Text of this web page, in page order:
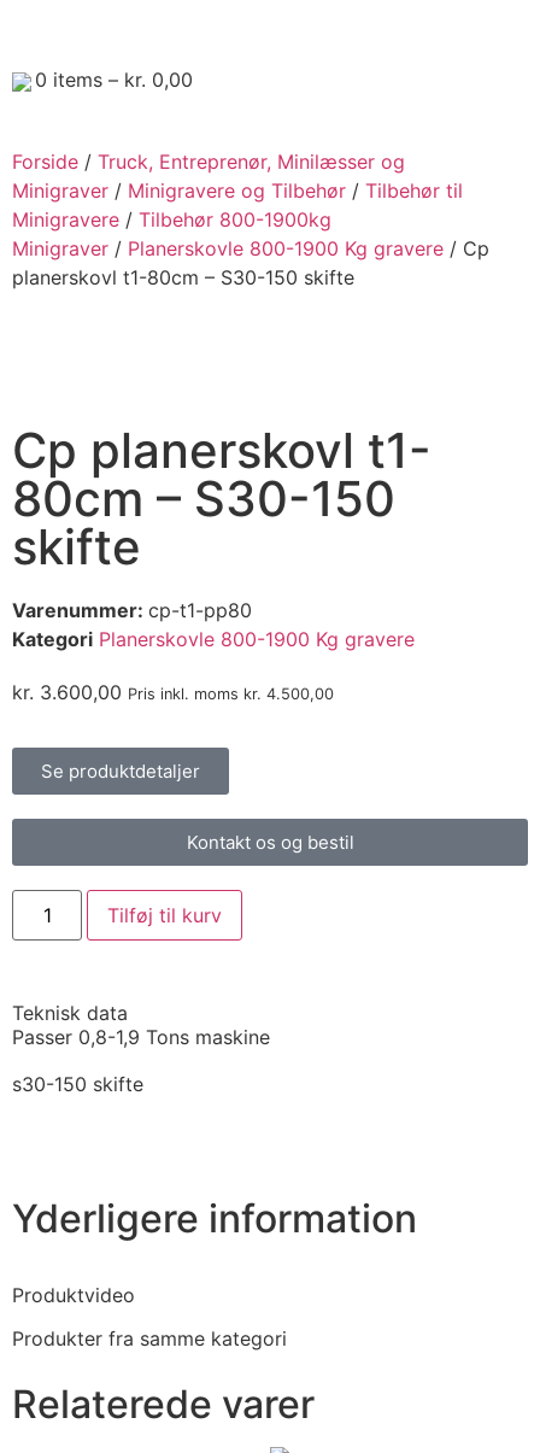
0 items – kr. 0,00
Forside / Truck, Entreprenør, Minilæsser og
Minigraver / Minigravere og Tilbehør / Tilbehør til
Minigravere / Tilbehør 800-1900kg
Minigraver / Planerskovle 800-1900 Kg gravere / Cp
planerskovl t1-80cm – S30-150 skifte
Cp planerskovl t1-
80cm – S30-150
skifte
Varenummer: cp-t1-pp80
Kategori Planerskovle 800-1900 Kg gravere
kr. 3.600,00 Pris inkl. moms kr. 4.500,00
Se produktdetaljer
Kontakt os og bestil
Tilføj til kurv
Teknisk data
Passer 0,8-1,9 Tons maskine
s30-150 skifte
Yderligere information
Produktvideo
Produkter fra samme kategori
Relaterede varer